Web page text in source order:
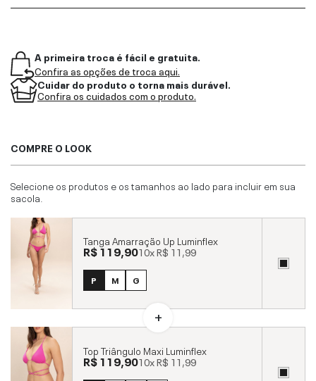
A primeira troca é fácil e gratuita.
Confira as opções de troca aqui.
Cuidar do produto o torna mais durável.
Confira os cuidados com o produto.
COMPRE O LOOK
Selecione os produtos e os tamanhos ao lado para incluir em sua
sacola.
Tanga Amarração Up Luminflex
R$ 119,9010xR$ 11,99
P M G
Top Triângulo Maxi Luminflex
R$ 119,9010xR$ 11,99